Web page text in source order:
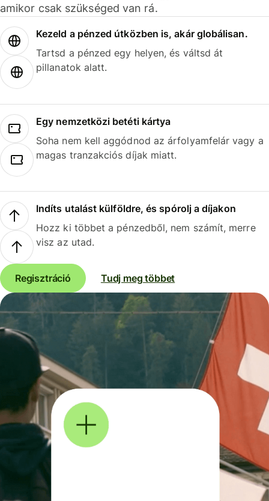
amikor csak szükséged van rá.
Kezeld a pénzed útközben is, akár globálisan.
Tartsd a pénzed egy helyen, és váltsd át
pillanatok alatt.
Egy nemzetközi betéti kártya
Soha nem kell aggódnod az árfolyamfelár vagy a
magas tranzakciós díjak miatt.
Indíts utalást külföldre, és spórolj a díjakon
Hozz ki többet a pénzedből, nem számít, merre
visz az utad.
Regisztráció Tudj meg többet